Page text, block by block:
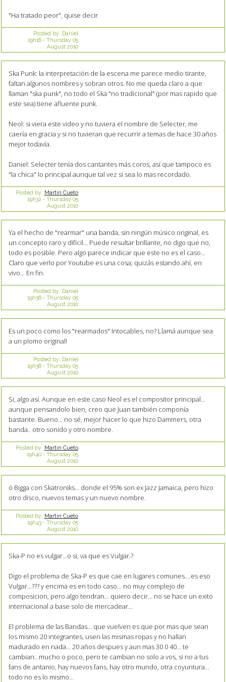
"Ha tratado peor", quise decir
Posted by: Daniel
19h16- Thursday 05
August 2010
Ska Punk: la interpretación de la escena me parece medio tirante,
faltan algunos nombres y sobran otros. No me queda claro a que
llaman "ska punk", no todo el Ska "no tradicional" (por mas rapido que
este sea) tiene afluente punk.
Neol: si viera este video y no tuviera el nombre de Selecter, me
caería en gracia y si no tuvieran que recurrir a temas de hace 30 años
mejor todavía.
Daniel: Selecter tenía dos cantantes más coros, así que tampoco es
"la chica" lo principal aunque tal vez si sea lo mas recordado.
Posted by: Martin Cueto
19h32 - Thursday 05
August 2010
Ya el hecho de "rearmar" una banda, sin ningún músico original, es
un concepto raro y difícil... Puede resultar brillante, no digo que no,
todo es posible. Pero algo parece indicar que este no es el caso...
Claro que verlo por Youtube es una cosa; quizás estando ahí, en
vivo... En fin.
Posted by: Daniel
19h36- Thursday 05
August 2010
Es un poco como los "rearmados" Intocables, no? Llamá aunque sea
a un plomo original!
Posted by: Daniel
19h36- Thursday 05
August 2010
Si, algo así. Aunque en este caso Neol es el compositor principal...
aunque pensandolo bien, creo que Juan también componía
bastante. Bueno... no sé, mejor hacer lo que hizo Dammers, otra
banda.. otro sonido y otro nombre.
Posted by: Martin Cueto
19h40- Thursday 05
August 2010
ó Bigga con Skatroniks... donde el 95% son ex Jazz Jamaica, pero hizo
otro disco, nuevos temas y un nuevo nombre.
Posted by: Martin Cueto
19h43- Thursday 05
August 2010
Ska-P no es vulgar...o si, va que es Vulgar.?
Digo el problema de Ska-P es que cae en lugares comunes....es eso
Vulgar...??? y encima es en todo caso... no muy complejo de
composicion, pero algo tendran... quiero decir... no se hace un exito
internacional a base solo de mercadear...
El problema de las Bandas... que vuelven es que por mas que sean
los mismo 20 integrantes, usen las mismas ropas y no hallan
madurado en nada... 20 años despues y aun mas 30 0 40... te
cambian...mucho o poco, pero te cambian no solo a vos, si no a tus
fans de antanio, hay nuevos fans, hay otro mundo, otra coyuntura...
todo no es lo mismo...